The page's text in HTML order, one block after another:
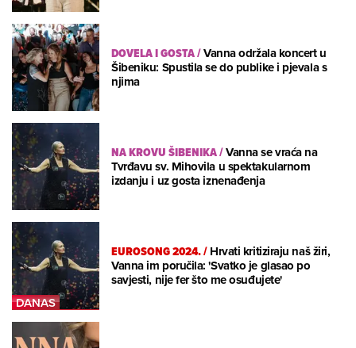
DOVELA I GOSTA/Vanna održala koncert u
Šibeniku: Spustila se do publike i pjevala s
njima
NA KROVU ŠIBENIKA/Vanna se vraća na
Tvrđavu sv. Mihovila u spektakularnom
izdanju i uz gosta iznenađenja
EUROSONG 2024./Hrvati kritiziraju naš žiri,
Vanna im poručila: 'Svatko je glasao po
savjesti, nije fer što me osuđujete'